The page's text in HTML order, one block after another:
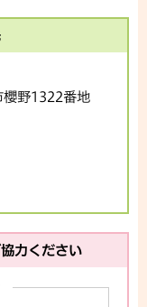
櫻野1322番地
力ください